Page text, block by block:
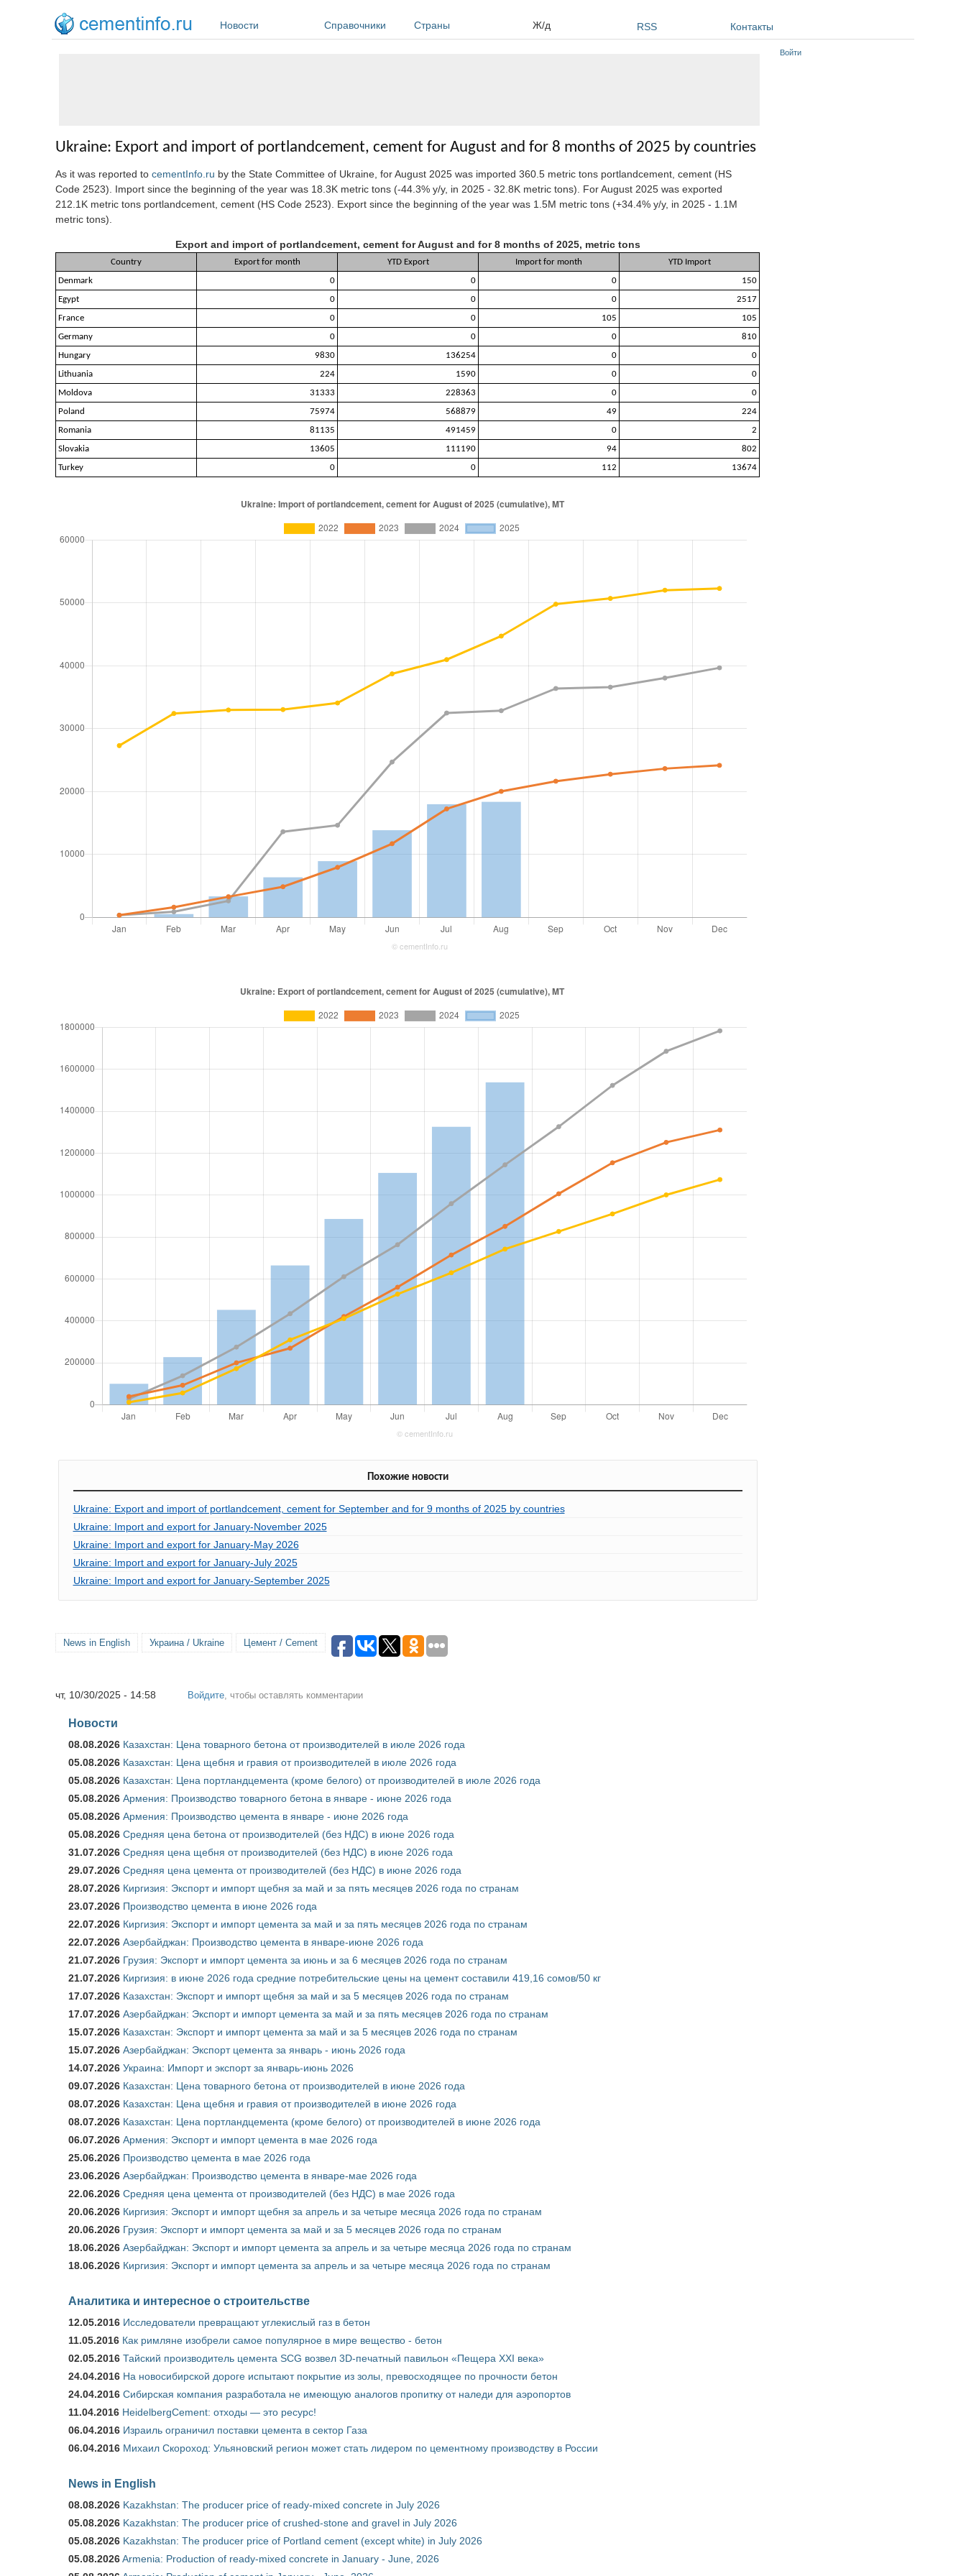
Новости
Справочники Страны Ж/д RSS Контакты
Ukraine: Export and import of portlandcement, cement for August and for 8 months of 2025 by countries
As it was reported to cementInfo.ru by the State Committee of Ukraine, for August 2025 was imported 360.5 metric tons portlandcement, cement (HS
Code 2523). Import since the beginning of the year was 18.3K metric tons (-44.3% y/y, in 2025 - 32.8K metric tons). For August 2025 was exported
212.1K metric tons portlandcement, cement (HS Code 2523). Export since the beginning of the year was 1.5M metric tons (+34.4% y/y, in 2025 - 1.1M
metric tons).
Export and import of portlandcement, cement for August and for 8 months of 2025, metric tons
Country Export for month YTD Export Import for month
YTD Import
Denmark
0 0 0
150
Egypt
0 0 0
2517
France
0 0 105
105
Germany
0 0 0
810
Hungary
9830 136254 0
0
Lithuania
224 1590 0
0
Moldova
31333 228363 0
0
Poland
75974 568879 49
224
Romania
81135 491459 0
2
Slovakia
13605 111190 94
802
Turkey
0 0 112 13674
Похожие новости
Ukraine: Export and import of portlandcement, cement for September and for 9 months of 2025 by countries
Ukraine: Import and export for January-November 2025
Ukraine: Import and export for January-May 2026
Ukraine: Import and export for January-July 2025
Ukraine: Import and export for January-September 2025
News in English Украина / Ukraine Цемент / Cement
чт, 10/30/2025 - 14:58 Войдите , чтобы оставлять комментарии
Новости
08.08.2026 Казахстан: Цена товарного бетона от производителей в июле 2026 года
05.08.2026 Казахстан: Цена щебня и гравия от производителей в июле 2026 года
05.08.2026 Казахстан: Цена портландцемента (кроме белого) от производителей в июле 2026 года
05.08.2026 Армения: Производство товарного бетона в январе - июне 2026 года
05.08.2026 Армения: Производство цемента в январе - июне 2026 года
05.08.2026 Средняя цена бетона от производителей (без НДС) в июне 2026 года
31.07.2026 Средняя цена щебня от производителей (без НДС) в июне 2026 года
29.07.2026 Средняя цена цемента от производителей (без НДС) в июне 2026 года
28.07.2026 Киргизия: Экспорт и импорт щебня за май и за пять месяцев 2026 года по странам
23.07.2026 Производство цемента в июне 2026 года
22.07.2026 Киргизия: Экспорт и импорт цемента за май и за пять месяцев 2026 года по странам
22.07.2026 Азербайджан: Производство цемента в январе-июне 2026 года
21.07.2026 Грузия: Экспорт и импорт цемента за июнь и за 6 месяцев 2026 года по странам
21.07.2026 Киргизия: в июне 2026 года средние потребительские цены на цемент составили 419,16 сомов/50 кг
17.07.2026 Казахстан: Экспорт и импорт щебня за май и за 5 месяцев 2026 года по странам
17.07.2026 Азербайджан: Экспорт и импорт цемента за май и за пять месяцев 2026 года по странам
15.07.2026 Казахстан: Экспорт и импорт цемента за май и за 5 месяцев 2026 года по странам
15.07.2026 Азербайджан: Экспорт цемента за январь - июнь 2026 года
14.07.2026 Украина: Импорт и экспорт за январь-июнь 2026
09.07.2026 Казахстан: Цена товарного бетона от производителей в июне 2026 года
08.07.2026 Казахстан: Цена щебня и гравия от производителей в июне 2026 года
08.07.2026 Казахстан: Цена портландцемента (кроме белого) от производителей в июне 2026 года
06.07.2026 Армения: Экспорт и импорт цемента в мае 2026 года
25.06.2026 Производство цемента в мае 2026 года
23.06.2026 Азербайджан: Производство цемента в январе-мае 2026 года
22.06.2026 Средняя цена цемента от производителей (без НДС) в мае 2026 года
20.06.2026 Киргизия: Экспорт и импорт щебня за апрель и за четыре месяца 2026 года по странам
20.06.2026 Грузия: Экспорт и импорт цемента за май и за 5 месяцев 2026 года по странам
18.06.2026 Азербайджан: Экспорт и импорт цемента за апрель и за четыре месяца 2026 года по странам
18.06.2026 Киргизия: Экспорт и импорт цемента за апрель и за четыре месяца 2026 года по странам
Аналитика и интересное о строительстве
12.05.2016 Исследователи превращают углекислый газ в бетон
11.05.2016 Как римляне изобрели самое популярное в мире вещество - бетон
02.05.2016 Тайский производитель цемента SCG возвел 3D-печатный павильон «Пещера XXI века»
24.04.2016 На новосибирской дороге испытают покрытие из золы, превосходящее по прочности бетон
24.04.2016 Сибирская компания разработала не имеющую аналогов пропитку от наледи для аэропортов
11.04.2016 HeidelbergCement: отходы — это ресурс!
06.04.2016 Израиль ограничил поставки цемента в сектор Газа
06.04.2016 Михаил Скороход: Ульяновский регион может стать лидером по цементному производству в России
News in English
08.08.2026 Kazakhstan: The producer price of ready-mixed concrete in July 2026
05.08.2026 Kazakhstan: The producer price of crushed-stone and gravel in July 2026
05.08.2026 Kazakhstan: The producer price of Portland cement (except white) in July 2026
05.08.2026Armenia: Production of ready-mixed concrete in January - June, 2026
Войти